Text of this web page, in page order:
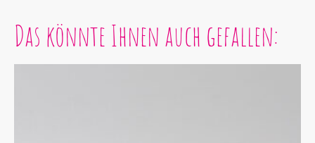
Das könnte Ihnen auch gefallen: